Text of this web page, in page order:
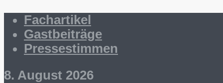
Fachartikel
Gastbeiträge
Pressestimmen
8. August 2026